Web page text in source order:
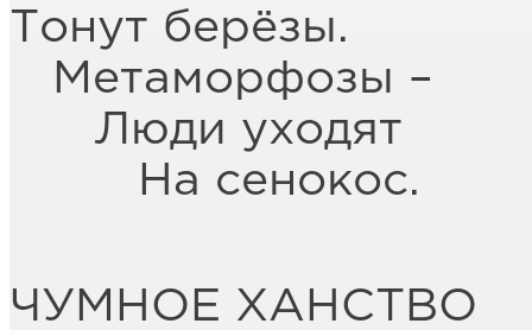
Тонут берёзы.
Метаморфозы –
Люди уходят
На сенокос.
ЧУМНОЕ ХАНСТВО